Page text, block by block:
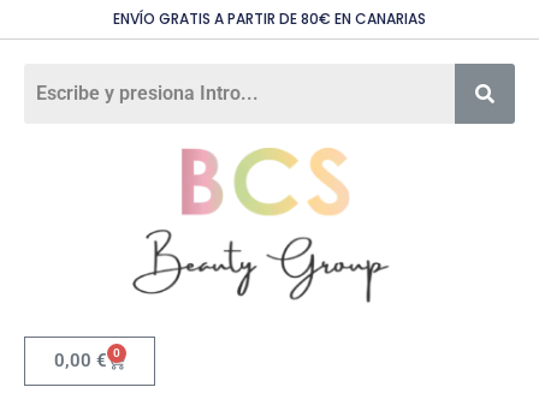
ENVÍO GRATIS A PARTIR DE 80€ EN CANARIAS
0,00 € 0